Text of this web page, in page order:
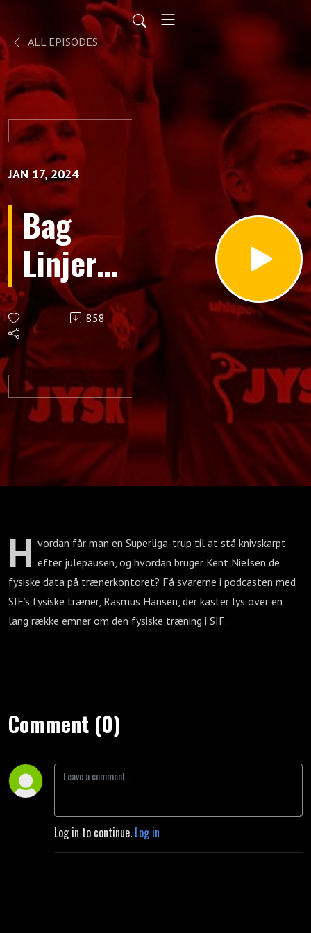
ALL EPISODES
JAN 17, 2024
Bag
Linjerne
med
fysisk
træner
Rasmus
Hansen
858
H vordan får man en Superliga-trup til at stå knivskarpt
efter julepausen, og hvordan bruger Kent Nielsen de
fysiske data på trænerkontoret? Få svarerne i podcasten med
SIF’s fysiske træner, Rasmus Hansen, der kaster lys over en
lang række emner om den fysiske træning i SIF.
Comment (0)
Log in to continue. Log in